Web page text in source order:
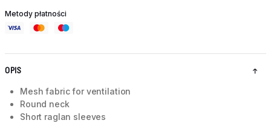
Metody płatności
OPIS
Mesh fabric for ventilation
Round neck
Short raglan sleeves